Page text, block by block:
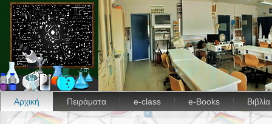
Αρχική Πειράματα e-class e-Books